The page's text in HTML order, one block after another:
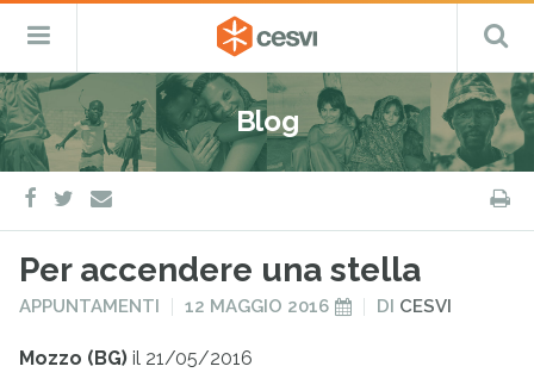
Salta
al
contenuto
CESVI
Fondazione
–
ETS
Cooperazione,
Emergenza
e
Sviluppo
Menu
Blog
facebook
twitter
e-
mail
Per accendere una stella
PUBBLICATO
APPUNTAMENTI
PUBBLICATO
12 MAGGIO 2016 DI CESVI
Mozzo (BG) il 21/05/2016